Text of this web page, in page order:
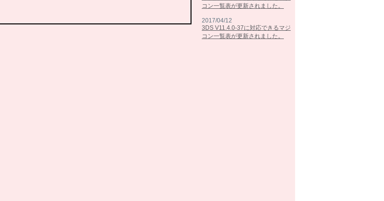
コン一覧表が更新されました。
2017/04/12
3DS V11.4.0-37に対応できるマジ
コン一覧表が更新されました。